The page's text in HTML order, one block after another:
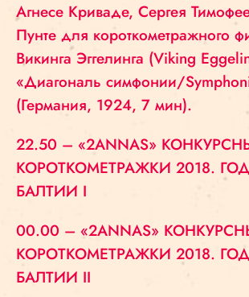
Агнесе Криваде, Сергея
Пунте для короткометражного
Викинга Эггелинга (Viking
«Диагональ симфонии/
(Германия, 1924, 7 мин).
22.50 – «2ANNAS»
КОРОТКОМЕТРАЖКИ 2018.
БАЛТИИ I
00.00 – «2ANNAS»
КОРОТКОМЕТРАЖКИ 2018.
БАЛТИИ II